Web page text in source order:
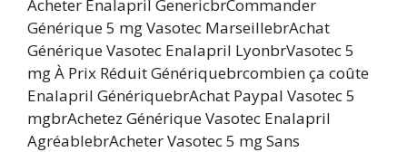
Acheter Enalapril GenericbrCommander
Générique 5 mg Vasotec MarseillebrAchat
Générique Vasotec Enalapril LyonbrVasotec 5
mg À Prix Réduit Génériquebrcombien ça coûte
Enalapril GénériquebrAchat Paypal Vasotec 5
mgbrAchetez Générique Vasotec Enalapril
AgréablebrAcheter Vasotec 5 mg Sans